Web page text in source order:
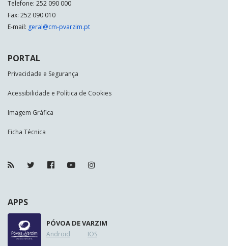
Telefone: 252 090 000
Fax: 252 090 010
E-mail: geral@cm-pvarzim.pt
PORTAL
Privacidade e Segurança
Acessibilidade e Política de Cookies
Imagem Gráfica
Ficha Técnica
APPS
PÓVOA DE VARZIM
Android IOS